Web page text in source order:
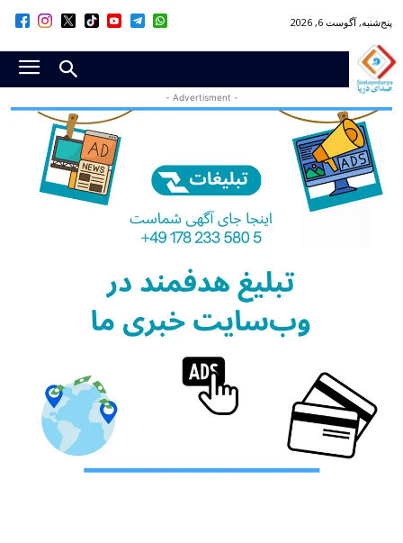
پنج‌شنبه, آگوست 6, 2026
- Advertisment -